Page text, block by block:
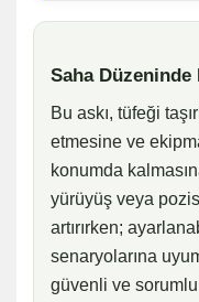
Saha
Bu askı, tüfeği
etmesine ve
konumda
yürüyüş veya
artırırken;
senaryolarına
güvenli ve